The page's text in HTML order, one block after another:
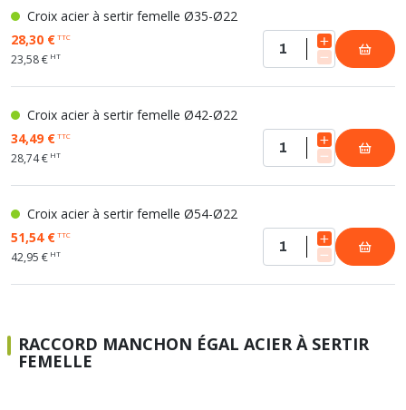
Croix acier à sertir femelle Ø35-Ø22
28,30 €TTC
23,58 € HT
Croix acier à sertir femelle Ø42-Ø22
34,49 €TTC
28,74 € HT
Croix acier à sertir femelle Ø54-Ø22
51,54 €TTC
42,95 € HT
RACCORD MANCHON ÉGAL ACIER À SERTIR
FEMELLE